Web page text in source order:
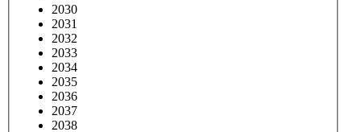
2030
2031
2032
2033
2034
2035
2036
2037
2038